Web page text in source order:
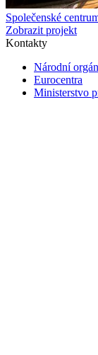
Společenské
Zobrazit projekt
Kontakty
Národní
Eurocentra
Ministerstvo